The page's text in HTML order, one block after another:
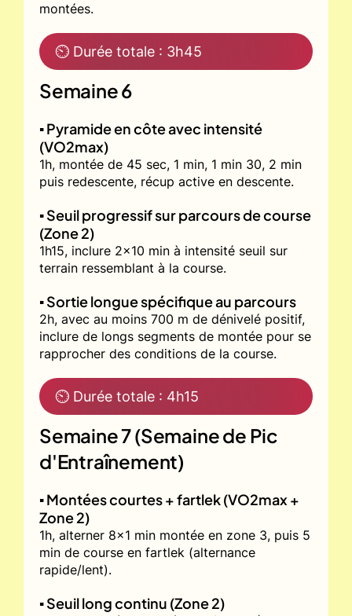
montées.
⏲ Durée totale : 3h45
Semaine 6
▪️ Pyramide en côte avec intensité
(VO2max)
1h, montée de 45 sec, 1 min, 1 min 30, 2 min
puis redescente, récup active en descente.
▪️ Seuil progressif sur parcours de course
(Zone 2)
1h15, inclure 2x10 min à intensité seuil sur
terrain ressemblant à la course.
▪️ Sortie longue spécifique au parcours
2h, avec au moins 700 m de dénivelé positif,
inclure de longs segments de montée pour se
rapprocher des conditions de la course.
⏲ Durée totale : 4h15
Semaine 7 (Semaine de Pic
d'Entraînement)
▪️ Montées courtes + fartlek (VO2max +
Zone 2)
1h, alterner 8x1 min montée en zone 3, puis 5
min de course en fartlek (alternance
rapide/lent).
▪️ Seuil long continu (Zone 2)